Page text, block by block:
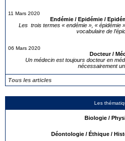
11 Mars 2020
Endémie / Epidémie /
Les trois termes « endémie », « épidémie
vocabulaire de
06 Mars 2020
Docteur /
Un médecin est toujours docteur en
nécessairement
Tous les articles
Les
Biologie /
Déontologie / Éthique /